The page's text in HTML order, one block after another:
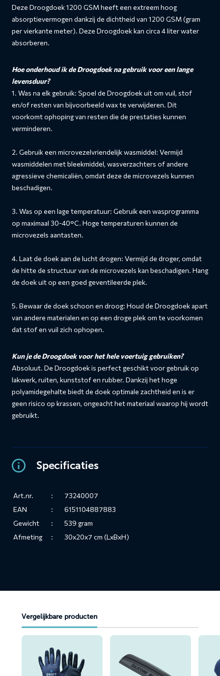
Deze Droogdoek 1200 GSM heeft een extreem hoog
absorptievermogen dankzij de dichtheid van 1200 GSM (gram
per vierkante meter). Deze Droogdoek kan circa 4 liter water
absorberen.
Hoe onderhoud ik de Droogdoek na gebruik voor een lange
levensduur?
1. Was na elk gebruik: Spoel de Droogdoek uit om vuil, stof
en/of resten van bijvoorbeeld wax te verwijderen. Dit
voorkomt ophoping van resten die de prestaties kunnen
verminderen.
2. Gebruik een microvezelvriendelijk wasmiddel: Vermijd
wasmiddelen met bleekmiddel, wasverzachters of andere
agressieve chemicaliën, omdat deze de microvezels kunnen
beschadigen.
3. Was op een lage temperatuur: Gebruik een wasprogramma
op maximaal 30-40°C. Hoge temperaturen kunnen de
microvezels aantasten.
4. Laat de doek aan de lucht drogen: Vermijd de droger, omdat
de hitte de structuur van de microvezels kan beschadigen. Hang
de doek uit op een goed geventileerde plek.
5. Bewaar de doek schoon en droog: Houd de Droogdoek apart
van andere materialen en op een droge plek om te voorkomen
dat stof en vuil zich ophopen.
Kun je de Droogdoek voor het hele voertuig gebruiken?
Absoluut. De Droogdoek is perfect geschikt voor gebruik op
lakwerk, ruiten, kunststof en rubber. Dankzij het hoge
polyamidegehalte biedt de doek optimale zachtheid en is er
geen risico op krassen, ongeacht het materiaal waarop hij wordt
gebruikt.
Specificaties
Art.nr. :
73240007
EAN
:
6151104887883
Gewicht
:
539 gram
Afmeting
: 30x20x7 cm (LxBxH)
Vergelijkbare producten
Lees
Lees
over
Lees